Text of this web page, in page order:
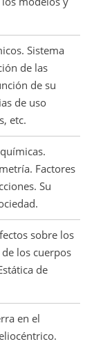
Sistema
de las
de su
de uso
etc.
Factores
Su
sobre los
los cuerpos
de
en el